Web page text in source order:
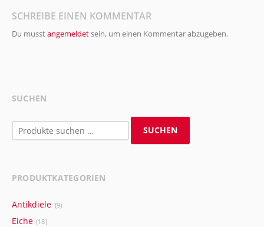
SCHREIBE EINEN KOMMENTAR
Du musstangemeldetsein, um einen Kommentar abzugeben.
SUCHEN
Suchen
nach:
SUCHEN
PRODUKTKATEGORIEN
Antikdiele (9)
Eiche (18)